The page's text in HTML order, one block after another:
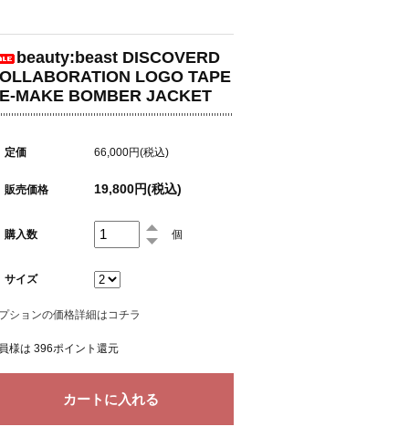
beauty:beast DISCOVERD
LOGO TAPE
MAKE BOMBER JACKET
定価 66,000円(税込)
販売価格 19,800円(税込)
購入数 個
サイズ
ションの価格詳細はコチラ
様は 396ポイント還元